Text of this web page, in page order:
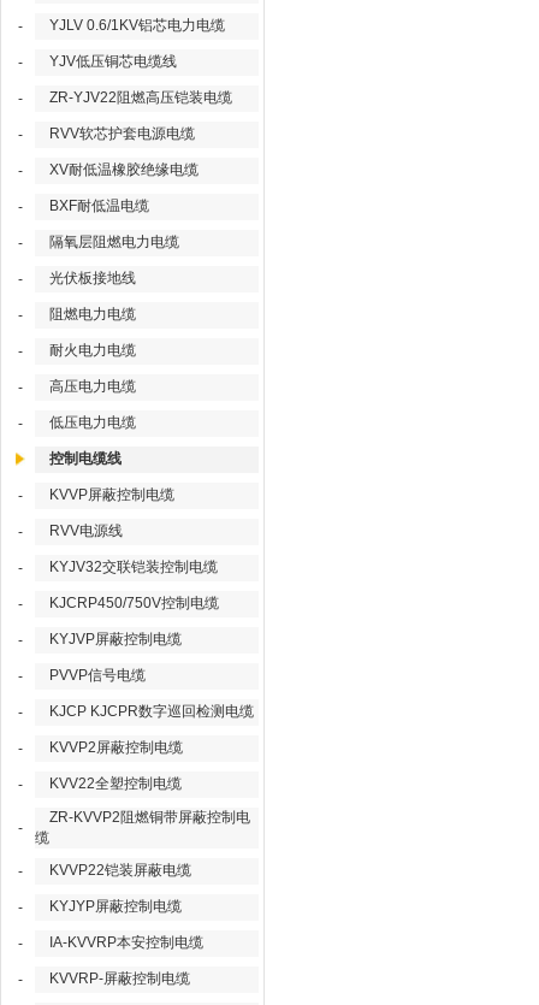
- YJLV 0.6/1KV铝芯电力电缆
- YJV低压铜芯电缆线
- ZR-YJV22阻燃高压铠装电缆
- RVV软芯护套电源电缆
- XV耐低温橡胶绝缘电缆
- BXF耐低温电缆
- 隔氧层阻燃电力电缆
- 光伏板接地线
- 阻燃电力电缆
- 耐火电力电缆
- 高压电力电缆
- 低压电力电缆
控制电缆线
- KVVP屏蔽控制电缆
- RVV电源线
- KYJV32交联铠装控制电缆
- KJCRP450/750V控制电缆
- KYJVP屏蔽控制电缆
- PVVP信号电缆
- KJCP KJCPR数字巡回检测电缆
- KVVP2屏蔽控制电缆
- KVV22全塑控制电缆
-
ZR-KVVP2阻燃铜带屏蔽控制电
缆
-
KVVP22铠装屏蔽电缆
- KYJYP屏蔽控制电缆
- IA-KVVRP本安控制电缆
- KVVRP-屏蔽控制电缆